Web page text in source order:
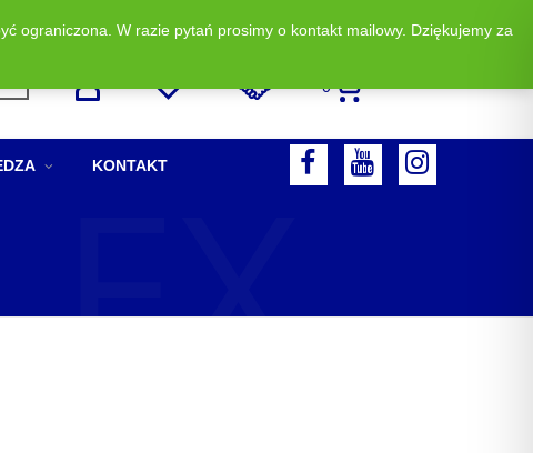
Zadzwoń i zamów: +48 513 523 883
0
KONTAKT
B
Y
U
I
A
ograniczona. W razie pytań prosimy o kontakt mailowy. Dziękujemy za